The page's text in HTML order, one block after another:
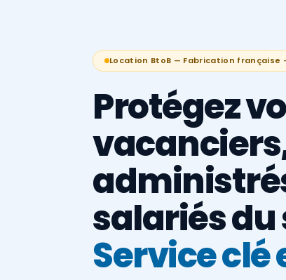
Location BtoB — Fabrication française
Protégez
salariés du
Service clé